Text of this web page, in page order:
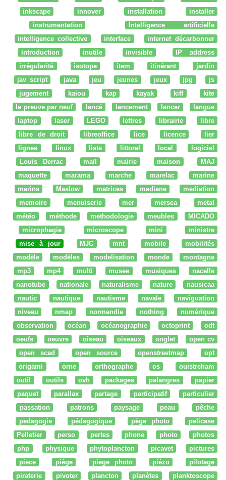
inkscape
innover installation
installer
instrumentation
Intelligence artificielle
intelligence collective
interface
internet décarbonner
introduction
inutile invisible
IP address
irrégularité
isotope item itinérant
jardin
jav script
java jeu jeunes jeux jpg
js
jugement
kaiou kap kayak kiff
kite
la preuve par neuf
lancé lancement lancer
langue
laptop
laser LEGO lettres librairie
libre
libre de droit
libreoffice lice licence
lier
lignes
linux liste littoral local
logiciel
Louis Derrac
mail mairie maison
MAJ
maquette
marama marche marelac
marine
marins
Maslow matrices mediane
mediation
memoire
menuiserie mer mersea
metal
météo
méthode methodologie meubles
MICADO
microphagie
microscope mini
ministre
mise à jour
MJC mnt mobile
mobilités
modèle
modèles modelisation monde
montagne
mp3
mp4 multi musee musiques
nacelle
nanotube
nationale naturalisme nature
nausicaa
nautic
nautique nautisme navale
naviguation
niveau
nmap normandie nothing
numérique
observation
océan océanographie octoprint
odt
oeufs
oeuvre oiseau oiseaux onglet
open cv
open scad
open source openstreetmap
opt
origami
orne orthographe os
ouistreham
outil
outils ovh packages palangres
papier
paquet
parallax partage participatif
particulier
passation
patrons paysage peau
pêche
pedagogie
pédagogique pège photo
pelicase
Pelletier
perso pertes phone photo
photos
php
physique phytoplancton picavet
pictures
piece
piège piege photo piézo
pilotage
piraterie
pivoter plancton planètes
planktoscope